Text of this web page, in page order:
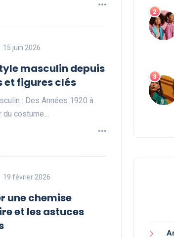
15 juin 2026
masculin depuis
et figures clés
: Des Années 1920 à
costume…
19 février 2026
une chemise
et les astuces